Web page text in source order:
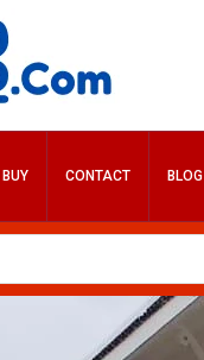
BUY CONTACT BLOG